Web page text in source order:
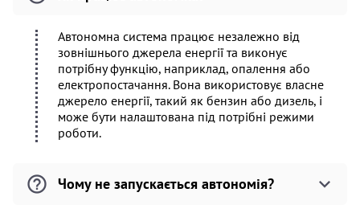
Автономна система працює незалежно від
зовнішнього джерела енергії та виконує
потрібну функцію, наприклад, опалення або
електропостачання. Вона використовує власне
джерело енергії, такий як бензин або дизель, і
може бути налаштована під потрібні режими
роботи.
Чому не запускається автономія?